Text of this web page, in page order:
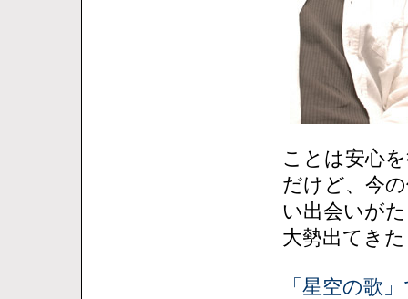
ことは安心
だけど、今
い出会いが
大勢出てき
「星空の歌